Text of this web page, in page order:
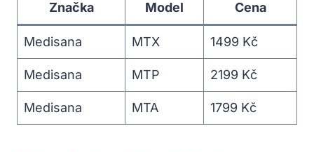
Značka Model Cena
Medisana MTX 1499 Kč
Medisana MTP 2199 Kč
Medisana MTA 1799 Kč